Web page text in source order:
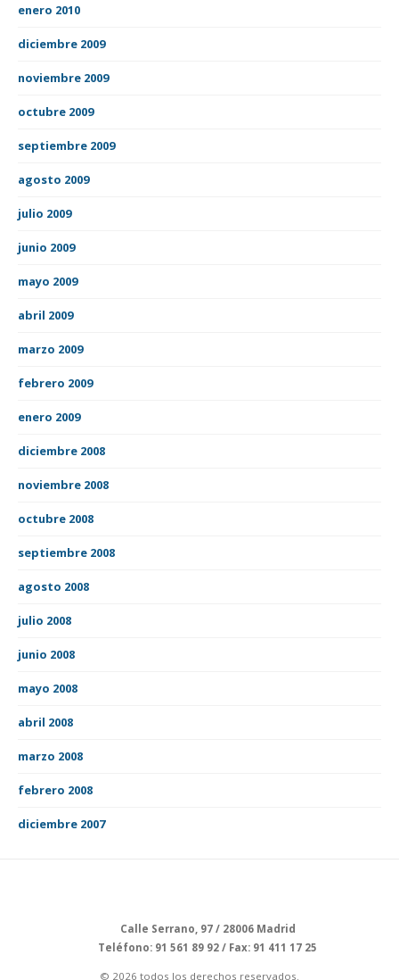
enero 2010
diciembre 2009
noviembre 2009
octubre 2009
septiembre 2009
agosto 2009
julio 2009
junio 2009
mayo 2009
abril 2009
marzo 2009
febrero 2009
enero 2009
diciembre 2008
noviembre 2008
octubre 2008
septiembre 2008
agosto 2008
julio 2008
junio 2008
mayo 2008
abril 2008
marzo 2008
febrero 2008
diciembre 2007
Calle Serrano, 97 / 28006 Madrid
Teléfono: 91 561 89 92 / Fax: 91 411 17 25
© 2026 todos los derechos reservados.